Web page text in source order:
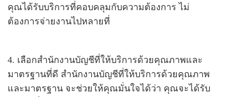
คุณได้รับบริการที่คอบคลุมกับความต้องการ ไม่
ต้องการจ่ายงานไปหลายที่
4. เลือกสำนักงานบัญชีที่ให้บริการด้วยคุณภาพและ
มาตรฐานที่ดี สำนักงานบัญชีที่ให้บริการด้วยคุณภาพ
และมาตรฐาน จะช่วยให้คุณมั่นใจได้ว่า คุณจะได้รับ